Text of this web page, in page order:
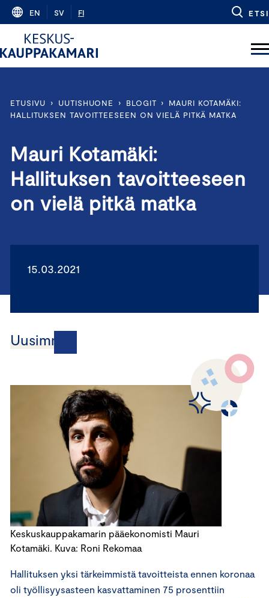
Skip
content
EN SV FI ETSI
ETUSIVU › UUTISHUONE › BLOGIT ›
MAURI KOTAMÄKI:
HALLITUKSEN TAVOITTEESEEN ON VIELÄ PITKÄ MATKA
Mauri Kotamäki:
Hallituksen tavoitteeseen
on vielä pitkä matka
15.03.2021
Uusimmat
Keskuskauppakamarin pääekonomisti Mauri
Kotamäki. Kuva: Roni Rekomaa
Hallituksen yksi tärkeimmistä tavoitteista ennen koronaa
oli työllisyysasteen kasvattaminen 75 prosenttiin